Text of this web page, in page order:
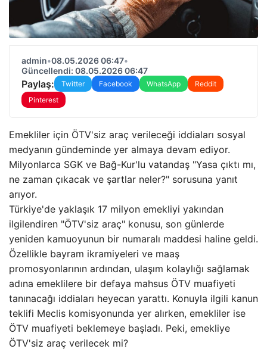
admin•08.05.2026 06:47•
Güncellendi: 08.05.2026 06:47
Paylaş: Twitter Facebook WhatsApp
Reddit
Pinterest
Emekliler için ÖTV'siz araç verileceği iddiaları sosyal
medyanın gündeminde yer almaya devam ediyor.
Milyonlarca SGK ve Bağ-Kur'lu vatandaş "Yasa çıktı mı,
ne zaman çıkacak ve şartlar neler?" sorusuna yanıt
arıyor.
Türkiye'de yaklaşık 17 milyon emekliyi yakından
ilgilendiren "ÖTV'siz araç" konusu, son günlerde
yeniden kamuoyunun bir numaralı maddesi haline geldi.
Özellikle bayram ikramiyeleri ve maaş
promosyonlarının ardından, ulaşım kolaylığı sağlamak
adına emeklilere bir defaya mahsus ÖTV muafiyeti
tanınacağı iddiaları heyecan yarattı. Konuyla ilgili kanun
teklifi Meclis komisyonunda yer alırken, emekliler ise
ÖTV muafiyeti beklemeye başladı. Peki, emekliye
ÖTV'siz araç verilecek mi?